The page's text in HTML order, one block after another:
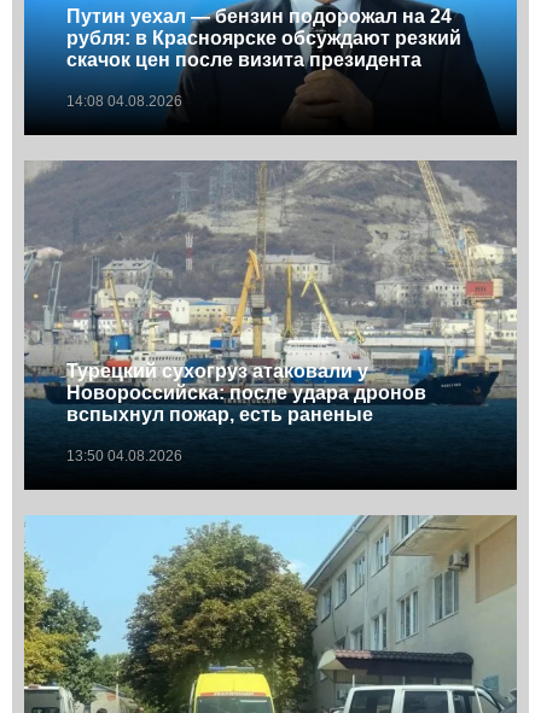
Путин уехал — бензин подорожал на 24
рубля: в Красноярске обсуждают резкий
скачок цен после визита президента
14:08 04.08.2026
Турецкий сухогруз атаковали у
Новороссийска: после удара дронов
вспыхнул пожар, есть раненые
13:50 04.08.2026